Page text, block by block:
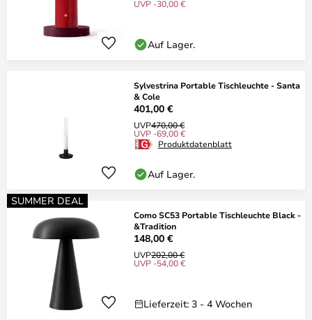
UVP -30,00 €
Auf Lager.
Sylvestrina Portable Tischleuchte - Santa
& Cole
401,00 €
UVP470,00 €
UVP -69,00 €
Produktdatenblatt
Auf Lager.
SUMMER DEAL
Como SC53 Portable Tischleuchte Black -
&Tradition
148,00 €
UVP202,00 €
UVP -54,00 €
Lieferzeit: 3 - 4 Wochen